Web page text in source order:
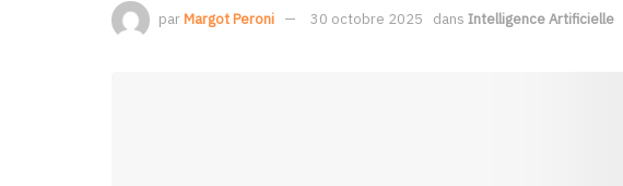
parMargot Peroni 30 octobre 2025 dans Intelligence Artificielle